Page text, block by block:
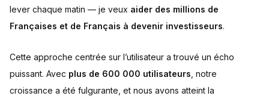
lever chaque matin — je veux aider des millions de
Françaises et de Français à devenir investisseurs.
Cette approche centrée sur l’utilisateur a trouvé un écho
puissant. Avec plus de 600 000 utilisateurs , notre
croissance a été fulgurante, et nous avons atteint la